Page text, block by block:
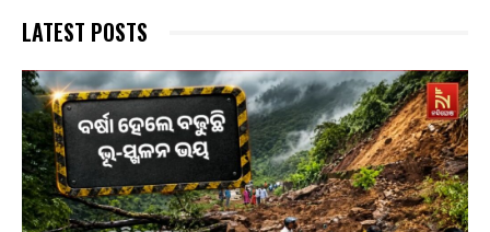
LATEST POSTS